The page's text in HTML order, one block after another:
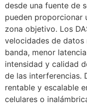
desde una fuente de
pueden proporcionar
zona objetivo. Los
velocidades de datos
banda, menor
intensidad y calidad
de las interferencias.
rentable y escalable
celulares o